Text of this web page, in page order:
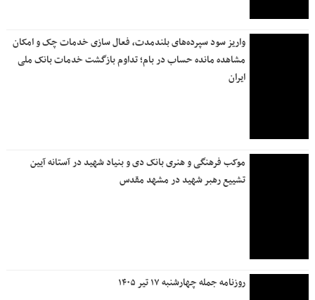
واریز سود سپرده‌های بلندمدت، فعال سازی خدمات چک و امکان
مشاهده مانده حساب در بام؛ تداوم بازگشت خدمات بانک ملی
ایران
موکب فرهنگی و هنری بانک دی و بنیاد شهید در آستانه آیین
تشییع رهبر شهید در مشهد مقدس
روزنامه جمله چهارشنبه ۱۷ تیر ۱۴۰۵